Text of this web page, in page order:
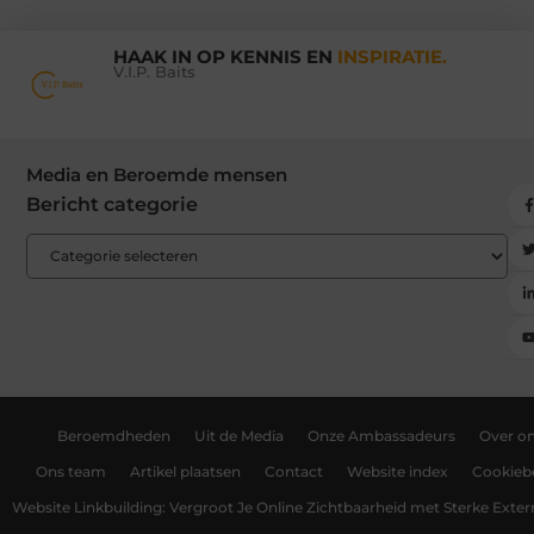
HAAK IN OP KENNIS EN INSPIRATIE.
V.I.P. Baits
Media en Beroemde mensen
Bericht categorie
Beroemdheden Uit de Media Onze Ambassadeurs Over
Ons team Artikel plaatsen Contact Website index
Website Linkbuilding: Vergroot Je Online Zichtbaarheid met Sterke